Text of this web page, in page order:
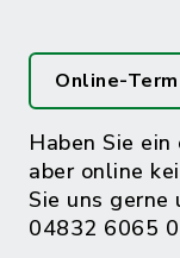
Online-
Haben Sie
aber online
Sie uns
04832 6065